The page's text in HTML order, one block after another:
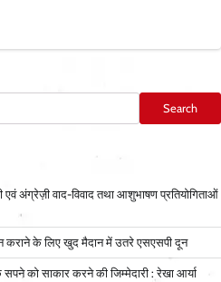
Search
अंग्रेज़ी वाद-विवाद तथा आशुभाषण प्रतियोगिताओं
के लिए खुद मैदान में उतरे एसएसपी दून
सपने को साकार करने की जिम्मेदारी : रेखा आर्या